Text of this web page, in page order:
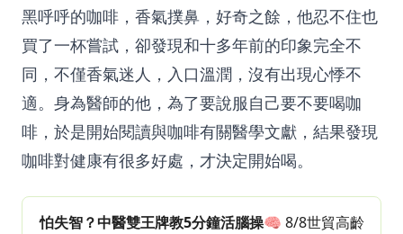
黑呼呼的咖啡，香氣撲鼻，好奇之餘，他忍不住也
買了一杯嘗試，卻發現和十多年前的印象完全不
同，不僅香氣迷人，入口溫潤，沒有出現心悸不
適。身為醫師的他，為了要說服自己要不要喝咖
啡，於是開始閱讀與咖啡有關醫學文獻，結果發現
咖啡對健康有很多好處，才決定開始喝。
怕失智？中醫雙王牌教5分鐘活腦操🧠 8/8世貿高齡